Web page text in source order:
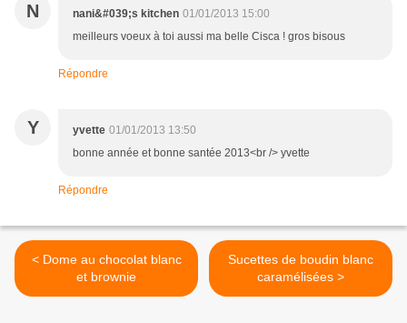
N nani&#039;s kitchen 01/01/2013 15:00
meilleurs voeux à toi aussi ma belle Cisca ! gros bisous
Répondre
Y yvette 01/01/2013 13:50
bonne année et bonne santée 2013<br /> yvette
Répondre
< Dome au chocolat blanc
et brownie
Sucettes de boudin blanc
caramélisées >